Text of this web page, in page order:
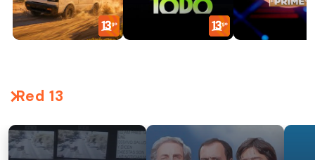
Red 13